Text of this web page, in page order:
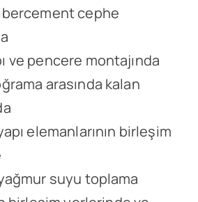
cephe
ve pencere montajında
arasında kalan
elemanlarının birleşim
suyu toplama